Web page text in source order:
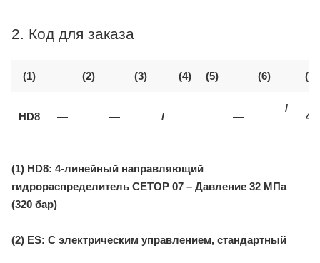
2. Код для заказа
(1) (2) (3) (4) (5) (6) (7)
HD8 — — / —
/
40
(1) HD8: 4-линейный направляющий
гидрораспределитель CETOP 07 – Давление 32 МПа
(320 бар)
(2) ES: С электрическим управлением, стандартный